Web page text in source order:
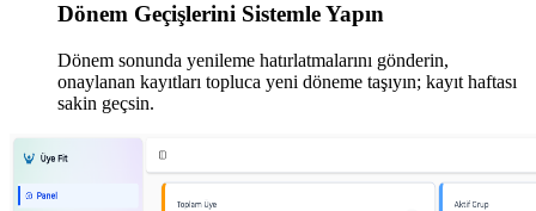
Dönem Geçişlerini Sistemle Yapın
Dönem sonunda yenileme hatırlatmalarını gönderin,
onaylanan kayıtları topluca yeni döneme taşıyın; kayıt haftası
sakin geçsin.